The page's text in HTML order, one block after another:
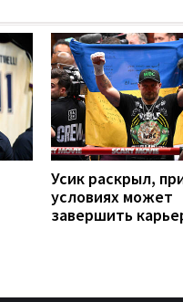
Усик раскрыл,
условиях может
завершить